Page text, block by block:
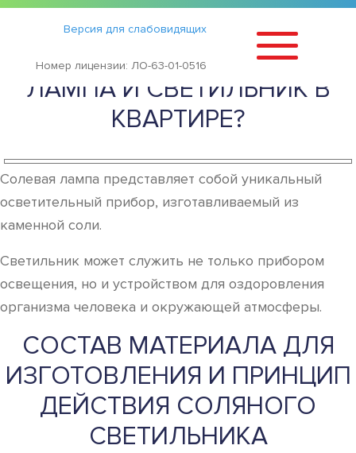
Версия для слабовидящих
Номер лицензии: ЛО-63-01-0516
Статьи ›
ЧЕМ ПОЛЕЗНА СОЛЕВАЯ
ЛАМПА И СВЕТИЛЬНИК В
КВАРТИРЕ?
Солевая лампа представляет собой уникальный
осветительный прибор, изготавливаемый из
каменной соли.
Светильник может служить не только прибором
освещения, но и устройством для оздоровления
организма человека и окружающей атмосферы.
СОСТАВ МАТЕРИАЛА ДЛЯ
ИЗГОТОВЛЕНИЯ И ПРИНЦИП
ДЕЙСТВИЯ СОЛЯНОГО
СВЕТИЛЬНИКА